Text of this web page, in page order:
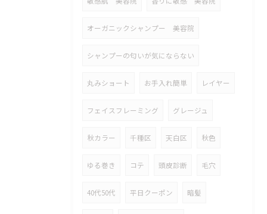
オーガニックシャンプー 美容院
シャンプーの匂いが気にならない
丸みショート お手入れ簡単 レイヤー
フェイスフレーミング グレージュ
秋カラー 千種区 天白区 秋色
ゆる巻き コテ 頭皮診断 毛穴
40代50代 平日クーポン 暗髪